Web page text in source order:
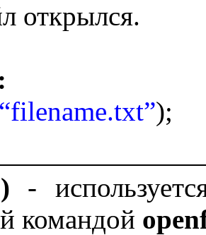
открылся.
“filename.txt”);
-
командой